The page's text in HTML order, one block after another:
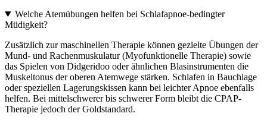
Welche Atemübungen helfen bei Schlafapnoe-bedingter
Müdigkeit?
Zusätzlich zur maschinellen Therapie können gezielte Übungen der
Mund- und Rachenmuskulatur (Myofunktionelle Therapie) sowie
das Spielen von Didgeridoo oder ähnlichen Blasinstrumenten die
Muskeltonus der oberen Atemwege stärken. Schlafen in Bauchlage
oder speziellen Lagerungskissen kann bei leichter Apnoe ebenfalls
helfen. Bei mittelschwerer bis schwerer Form bleibt die CPAP-
Therapie jedoch der Goldstandard.